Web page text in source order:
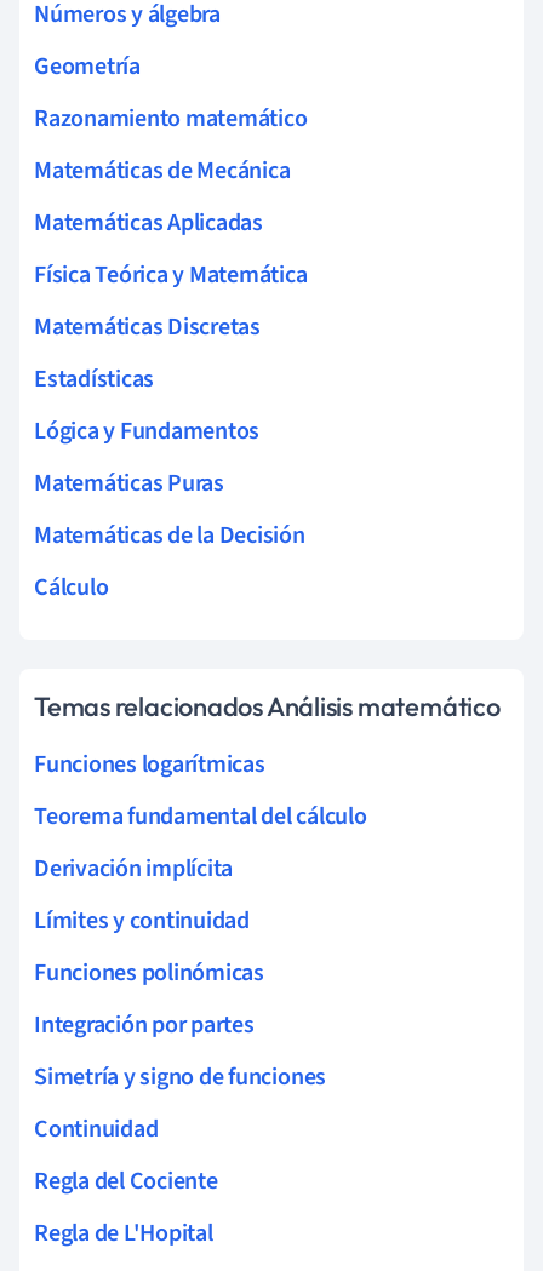
Números y álgebra
Geometría
Razonamiento matemático
Matemáticas de Mecánica
Matemáticas Aplicadas
Física Teórica y Matemática
Matemáticas Discretas
Estadísticas
Lógica y Fundamentos
Matemáticas Puras
Matemáticas de la Decisión
Cálculo
Temas relacionados Análisis matemático
Funciones logarítmicas
Teorema fundamental del cálculo
Derivación implícita
Límites y continuidad
Funciones polinómicas
Integración por partes
Simetría y signo de funciones
Continuidad
Regla del Cociente
Regla de L'Hopital